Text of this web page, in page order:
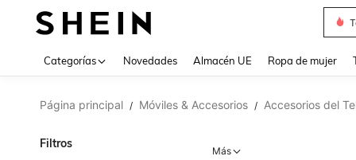
Categorías Novedades Almacén UE Ropa de mujer
Página principal / Móviles & Accesorios / Accesorios del
Filtros
Más